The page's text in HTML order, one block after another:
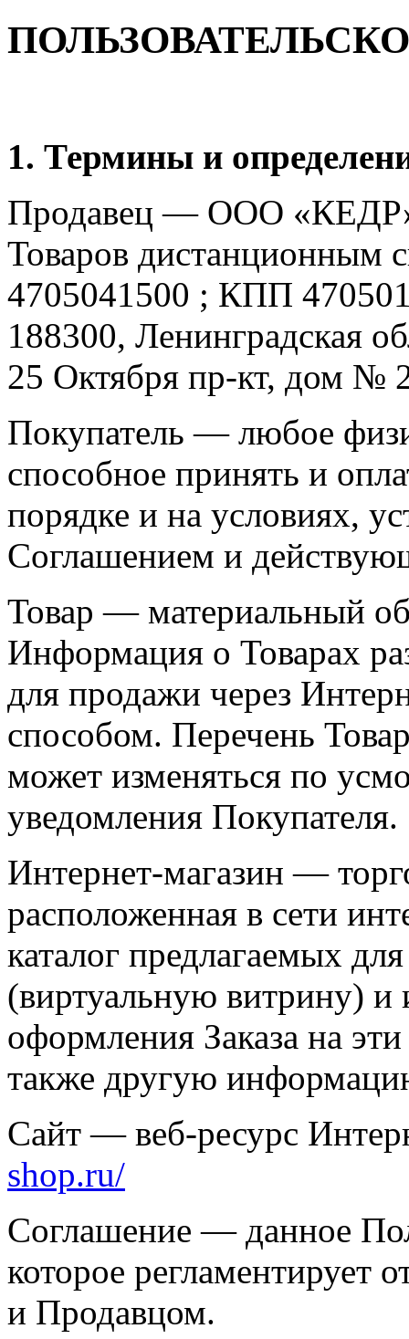
1. Термины и
Продавец — ООО
Товаров дистанционным
4705041500 ; КПП
188300, Ленинградская
25 Октября пр-кт, дом
Покупатель — любое
способное принять и
порядке и на условиях,
Соглашением и
Товар — материальный
Информация о Товарах
для продажи через
способом. Перечень
может изменяться по
уведомления Покупателя.
Интернет-магазин —
расположенная в сети
каталог предлагаемых
(виртуальную витрину) и
оформления Заказа на
также другую
Сайт — веб-ресурс
shop.ru/
Соглашение — данное
которое регламентирует
и Продавцом.